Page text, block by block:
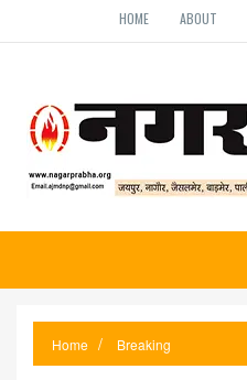
HOME ABOUT
Home Breaking